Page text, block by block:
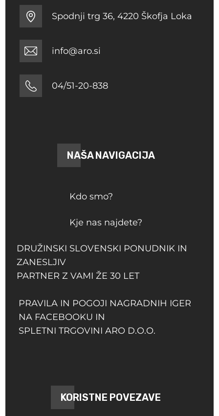
Spodnji trg 36, 4220 Škofja Loka
info@aro.si
04/51-20-838
NAŠA NAVIGACIJA
Kdo smo?
Kje nas najdete?
DRUŽINSKI SLOVENSKI PONUDNIK IN
ZANESLJIV
PARTNER Z VAMI ŽE 30 LET
PRAVILA IN POGOJI NAGRADNIH IGER
NA FACEBOOKU IN
SPLETNI TRGOVINI ARO D.O.O.
KORISTNE POVEZAVE